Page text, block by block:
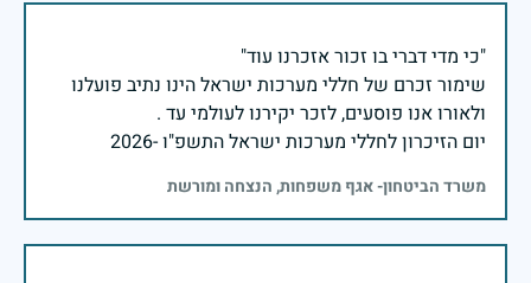
שימור זכרם של חללי מערכות ישראל הינו נתיב פועלנו
יום הזיכרון לחללי מערכות ישראל התשפ"ו -2026
משרד הביטחון- אגף משפחות, הנצחה ומורשת